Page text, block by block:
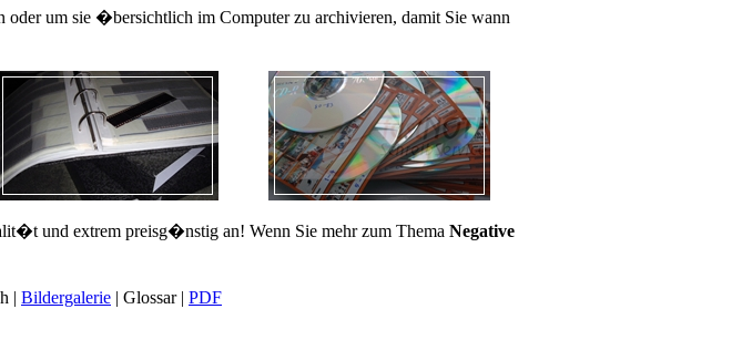
um sie �bersichtlich im Computer zu archivieren, damit Sie wann
und extrem preisg�nstig an! Wenn Sie mehr zum Thema Negative
| Bildergalerie | Glossar| PDF